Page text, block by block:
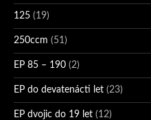
125 (19)
250ccm (51)
EP 85 – 190 (2)
EP do devatenácti let (23)
EP dvojic do 19 let (12)